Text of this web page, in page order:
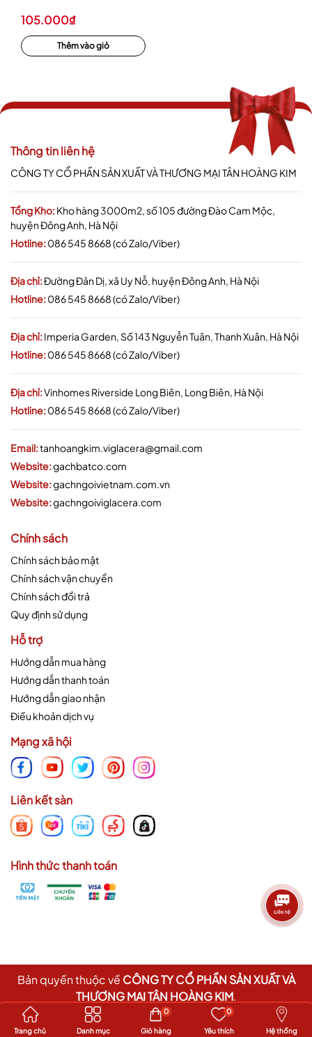
105.000₫
Thêm vào giỏ
Thông tin liên hệ
CÔNG TY CỔ PHẦN SẢN XUẤT VÀ THƯƠNG MẠI TÂN HOÀNG KIM
Tổng Kho:Kho hàng 3000m2, số 105 đường Đào Cam Mộc,
huyện Đông Anh, Hà Nội
Hotline:086 545 8668 (có Zalo/Viber)
Địa chỉ:Đường Đản Dị, xã Uy Nỗ, huyện Đông Anh, Hà Nội
Hotline:086 545 8668 (có Zalo/Viber)
Địa chỉ:Imperia Garden, Số 143 Nguyễn Tuân, Thanh Xuân, Hà Nội
Hotline:086 545 8668 (có Zalo/Viber)
Địa chỉ:Vinhomes Riverside Long Biên, Long Biên, Hà Nội
Hotline:086 545 8668 (có Zalo/Viber)
Email:tanhoangkim.viglacera@gmail.com
Website:gachbatco.com
Website:gachngoivietnam.com.vn
Website:gachngoiviglacera.com
Chính sách
Chính sách bảo mật
Chính sách vận chuyển
Chính sách đổi trả
Quy định sử dụng
Hỗ trợ
Hướng dẫn mua hàng
Hướng dẫn thanh toán
Hướng dẫn giao nhận
Điều khoản dịch vụ
Mạng xã hội
Liên kết sàn
Hình thức thanh toán
Bản quyền thuộc về CÔNG TY CỔ PHẦN SẢN XUẤT VÀ
THƯƠNG MẠI TÂN HOÀNG KIM.
Cung cấp bởi
Trang chủ Danh mục Giỏ hàng
0
Yêu thích
0
Hệ thống